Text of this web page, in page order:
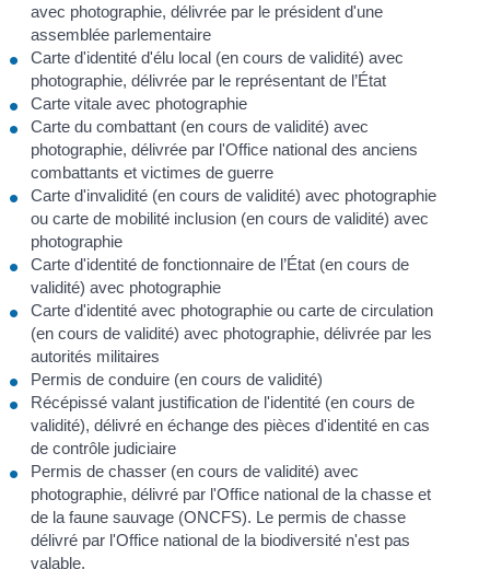
avec photographie, délivrée par le président d'une
assemblée parlementaire
Carte d'identité d'élu local (en cours de validité) avec
photographie, délivrée par le représentant de l’État
Carte vitale avec photographie
Carte du combattant (en cours de validité) avec
photographie, délivrée par l'Office national des anciens
combattants et victimes de guerre
Carte d'invalidité (en cours de validité) avec photographie
ou carte de mobilité inclusion (en cours de validité) avec
photographie
Carte d'identité de fonctionnaire de l’État (en cours de
validité) avec photographie
Carte d'identité avec photographie ou carte de circulation
(en cours de validité) avec photographie, délivrée par les
autorités militaires
Permis de conduire (en cours de validité)
Récépissé valant justification de l'identité (en cours de
validité), délivré en échange des pièces d'identité en cas
de contrôle judiciaire
Permis de chasser (en cours de validité) avec
photographie, délivré par l'Office national de la chasse et
de la faune sauvage (ONCFS). Le permis de chasse
délivré par l'Office national de la biodiversité n'est pas
valable.